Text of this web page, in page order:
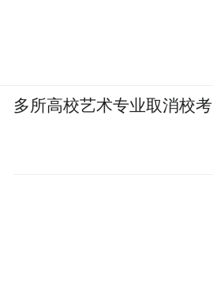
多所高校艺术专业取消校考